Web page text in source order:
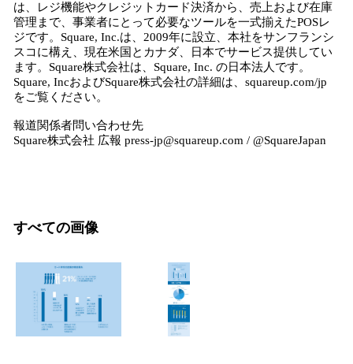
は、レジ機能やクレジットカード決済から、売上および在庫
管理まで、事業者にとって必要なツールを一式揃えたPOSレ
ジです。Square, Inc.は、2009年に設立、本社をサンフランシ
スコに構え、現在米国とカナダ、日本でサービス提供してい
ます。Square株式会社は、Square, Inc. の日本法人です。
Square, IncおよびSquare株式会社の詳細は、squareup.com/jp
をご覧ください。
報道関係者問い合わせ先
Square株式会社 広報 press-jp@squareup.com / @SquareJapan
すべての画像